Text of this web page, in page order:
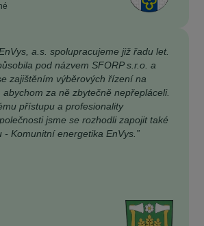
a.s. spolupracujeme již řadu let.
pod názvem SFORP s.r.o. a
zajištěním výběrových řízení na
za ně zbytečně nepřepláceli.
přístupu a profesionality
jsme se rozhodli zapojit také
- Komunitní energetika EnVys.”